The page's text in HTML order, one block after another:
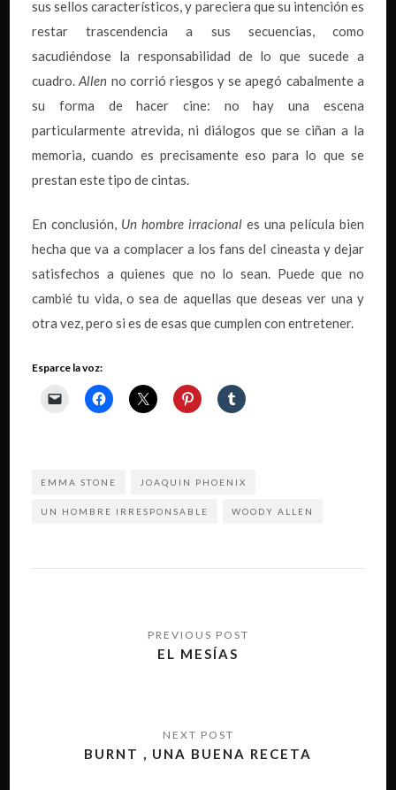
sus sellos característicos, y pareciera que su intención es
restar trascendencia a sus secuencias, como
sacudiéndose la responsabilidad de lo que sucede a
cuadro.Allen no corrió riesgos y se apegó cabalmente a
su forma de hacer cine: no hay una escena
particularmente atrevida, ni diálogos que se ciñan a la
memoria, cuando es precisamente eso para lo que se
prestan este tipo de cintas.
En conclusión, Un hombre irracional es una película bien
hecha que va a complacer a los fans del cineasta y dejar
satisfechos a quienes que no lo sean. Puede que no
cambié tu vida, o sea de aquellas que deseas ver una y
otra vez, pero si es de esas que cumplen con entretener.
Esparce la voz:
EMMA STONE JOAQUIN PHOENIX
UN HOMBRE IRRESPONSABLE WOODY ALLEN
EL MESÍAS
BURNT , UNA BUENA RECETA